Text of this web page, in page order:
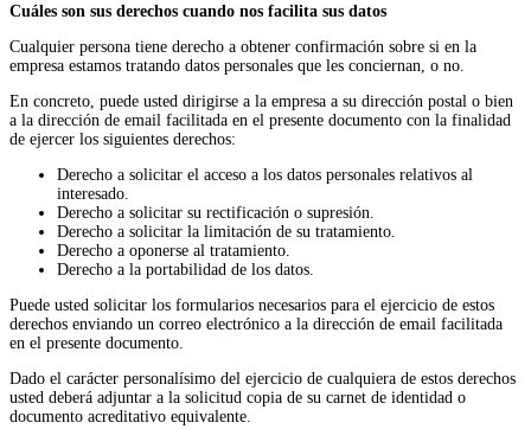
Cuáles son sus derechos cuando nos facilita sus datos
Cualquier persona tiene derecho a obtener confirmación sobre si en la
empresa estamos tratando datos personales que les conciernan, o no.
En concreto, puede usted dirigirse a la empresa a su dirección postal o bien
a la dirección de email facilitada en el presente documento con la finalidad
de ejercer los siguientes derechos:
Derecho a solicitar el acceso a los datos personales relativos al
interesado.
Derecho a solicitar su rectificación o supresión.
Derecho a solicitar la limitación de su tratamiento.
Derecho a oponerse al tratamiento.
Derecho a la portabilidad de los datos.
Puede usted solicitar los formularios necesarios para el ejercicio de estos
derechos enviando un correo electrónico a la dirección de email facilitada
en el presente documento.
Dado el carácter personalísimo del ejercicio de cualquiera de estos derechos
usted deberá adjuntar a la solicitud copia de su carnet de identidad o
documento acreditativo equivalente.